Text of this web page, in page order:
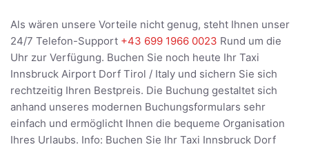
Als wären unsere Vorteile nicht genug, steht Ihnen unser
24/7 Telefon-Support +43 699 1966 0023 Rund um die
Uhr zur Verfügung. Buchen Sie noch heute Ihr Taxi
Innsbruck Airport Dorf Tirol / Italy und sichern Sie sich
rechtzeitig Ihren Bestpreis. Die Buchung gestaltet sich
anhand unseres modernen Buchungsformulars sehr
einfach und ermöglicht Ihnen die bequeme Organisation
Ihres Urlaubs. Info: Buchen Sie Ihr Taxi Innsbruck Dorf